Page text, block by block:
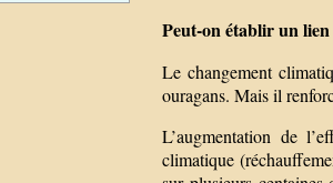
Peut-on établir un
Le changement
ouragans. Mais il
L’augmentation de
climatique